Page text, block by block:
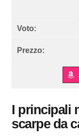
I principali
scarpe da